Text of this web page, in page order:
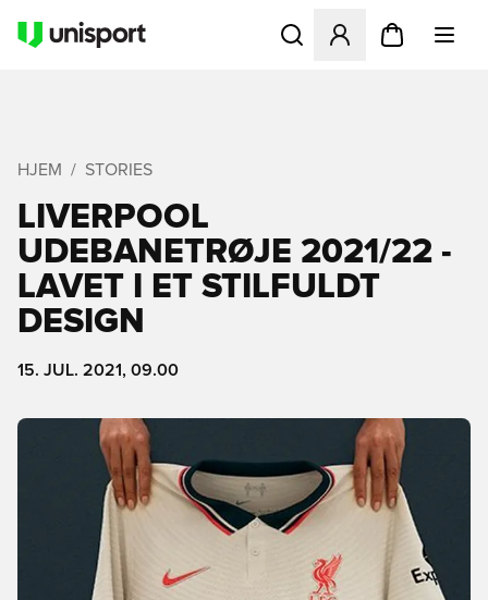
Åbner en Modal til at
HJEM STORIES
LIVERPOOL
UDEBANETRØJE 2021/22 -
LAVET I ET STILFULDT
DESIGN
15. JUL. 2021, 09.00